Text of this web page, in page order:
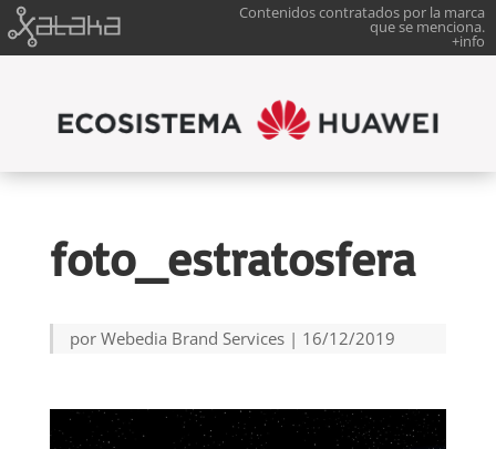
Contenidos contratados por la marca
que se menciona.
+info
foto_estratosfera
por Webedia Brand Services| 16/12/2019